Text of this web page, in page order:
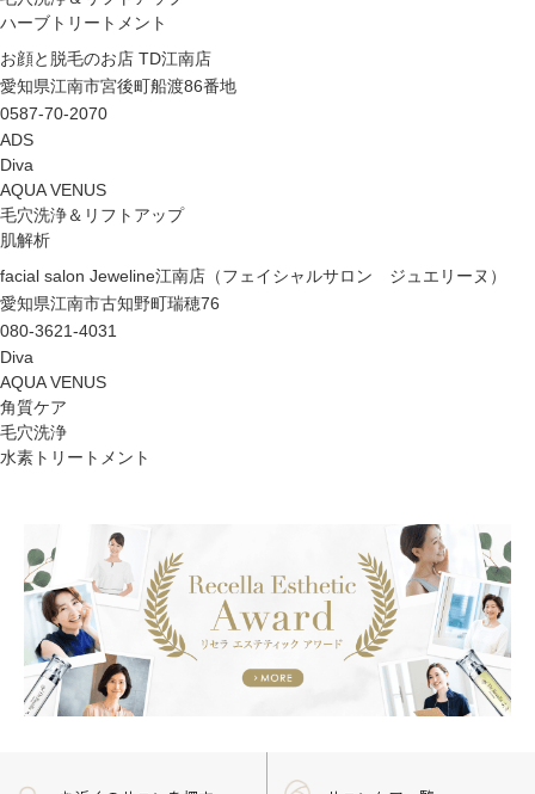
ハーブトリートメント
お顔と脱毛のお店 TD江南店
愛知県江南市宮後町船渡86番地
0587-70-2070
ADS
Diva
AQUA VENUS
毛穴洗浄＆リフトアップ
肌解析
facial salon Jeweline江南店（フェイシャルサロン ジュエリーヌ）
愛知県江南市古知野町瑞穂76
080-3621-4031
Diva
AQUA VENUS
角質ケア
毛穴洗浄
水素トリートメント